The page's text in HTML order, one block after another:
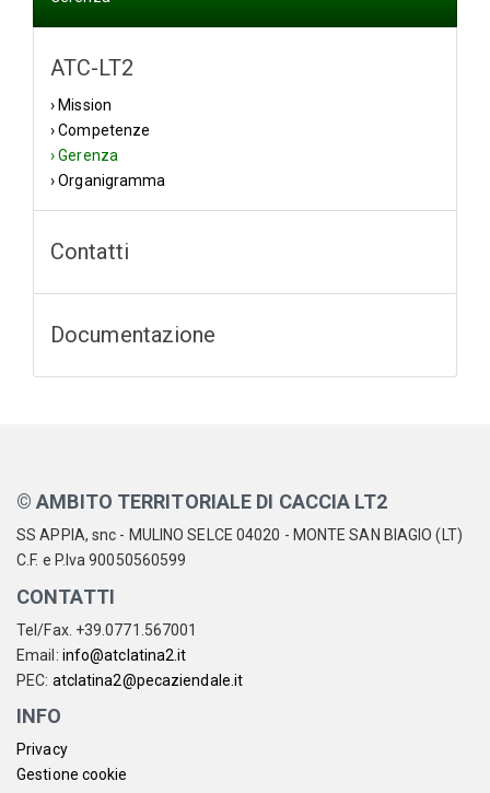
ATC-LT2
› Mission
› Competenze
› Gerenza
› Organigramma
Contatti
Documentazione
© AMBITO TERRITORIALE DI CACCIA LT2
SS APPIA, snc - MULINO SELCE 04020 - MONTE SAN BIAGIO (LT)
C.F. e P.Iva 90050560599
CONTATTI
Tel/Fax. +39.0771.567001
Email: info@atclatina2.it
PEC: atclatina2@pecaziendale.it
INFO
Privacy
Gestione cookie